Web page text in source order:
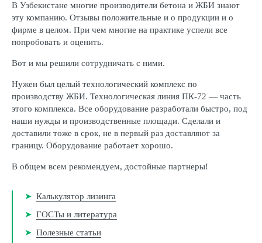
В Узбекистане многие производители бетона и ЖБИ знают
эту компанию. Отзывы положительные и о продукции и о
фирме в целом. При чем многие на практике успели все
попробовать и оценить.
Вот и мы решили сотрудничать с ними.
Нужен был целый технологический комплекс по
производству ЖБИ. Технологическая линия ПК-72 — часть
этого комплекса. Все оборудование разработали быстро, под
наши нужды и производственные площади. Сделали и
доставили тоже в срок, не в первый раз доставляют за
границу. Оборудование работает хорошо.
В общем всем рекомендуем, достойные партнеры!
Калькулятор лизинга
ГОСТы и литература
Полезные статьи